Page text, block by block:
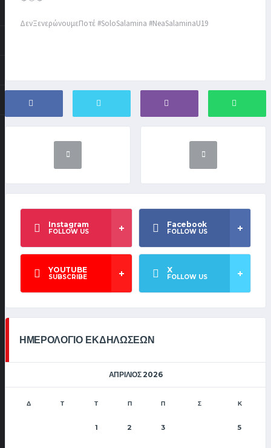
ΔενΞενερώνουμεΠοτέ #SoloSalamina #NeaSalaminaU19
Instagram
FOLLOW US
Facebook
FOLLOW US
YOUTUBE
SUBSCRIBE
X
FOLLOW US
ΗΜΕΡΟΛΟΓΙΟ ΕΚΔΗΛΩΣΕΩΝ
ΑΠΡΊΛΙΟΣ 2026
Δ Τ Τ Π Π Σ Κ
1 2 3 5